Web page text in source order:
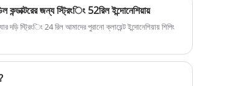
কন্ডাক্টরের জন্য স্ট্রিংিং 52রিল ইন্দোনেশিয়ায়
দড়ি স্ট্রিংিং 24 রিল আমাদের পুরানো ক্লায়েন্ট ইন্দোনেশিয়ায় শিপিং